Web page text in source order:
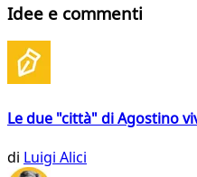
Idee e commenti
Le due "città" di Agostino
di Luigi Alici